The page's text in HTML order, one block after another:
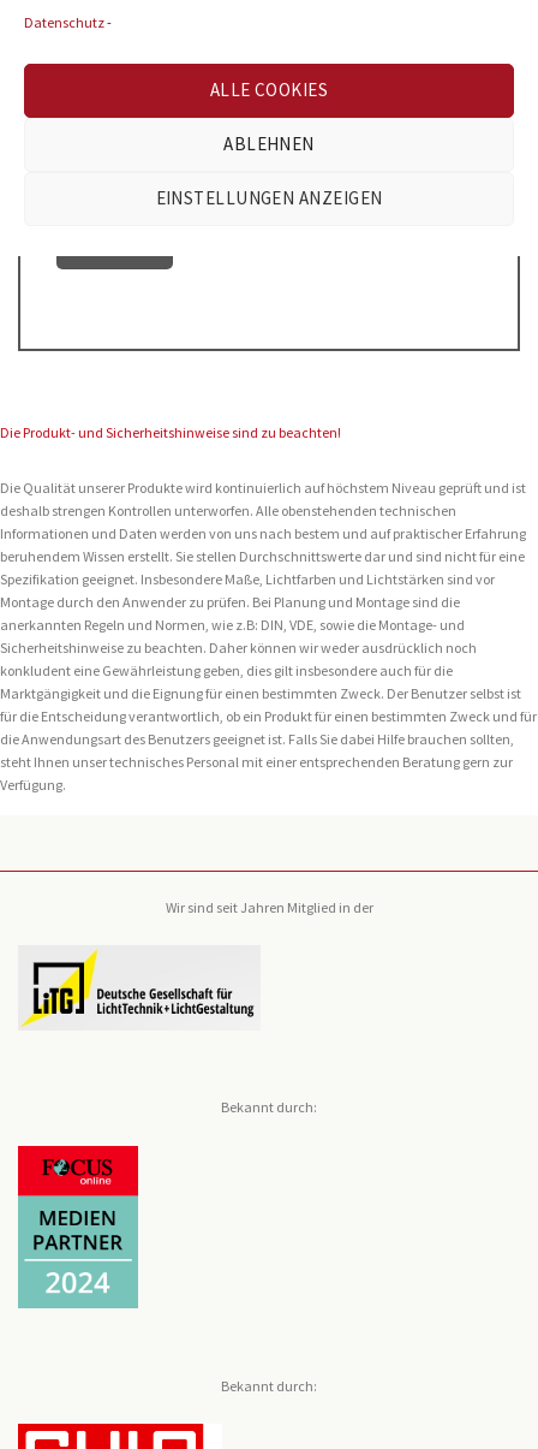
Datenschutz-
ALLE COOKIES
ABLEHNEN
EINSTELLUNGEN ANZEIGEN
Name
Die Produkt- und Sicherheitshinweise sind zu beachten!
Die Qualität unserer Produkte wird kontinuierlich auf höchstem Niveau geprüft und ist
deshalb strengen Kontrollen unterworfen. Alle obenstehenden technischen
Informationen und Daten werden von uns nach bestem und auf praktischer Erfahrung
beruhendem Wissen erstellt. Sie stellen Durchschnittswerte dar und sind nicht für eine
Spezifikation geeignet. Insbesondere Maße, Lichtfarben und Lichtstärken sind vor
Montage durch den Anwender zu prüfen. Bei Planung und Montage sind die
anerkannten Regeln und Normen, wie z.B: DIN, VDE, sowie die Montage- und
Sicherheitshinweise zu beachten. Daher können wir weder ausdrücklich noch
konkludent eine Gewährleistung geben, dies gilt insbesondere auch für die
Marktgängigkeit und die Eignung für einen bestimmten Zweck. Der Benutzer selbst ist
für die Entscheidung verantwortlich, ob ein Produkt für einen bestimmten Zweck und für
die Anwendungsart des Benutzers geeignet ist. Falls Sie dabei Hilfe brauchen sollten,
steht Ihnen unser technisches Personal mit einer entsprechenden Beratung gern zur
Verfügung.
Wir sind seit Jahren Mitglied in der
Bekannt durch:
Bekannt durch: